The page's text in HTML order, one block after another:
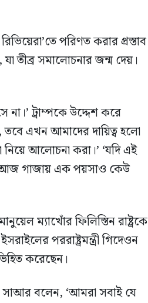
পরিণত করার প্রস্তাব
তীব্র সমালোচনার জন্ম দেয়।
ট্রাম্পকে উদ্দেশ করে
তবে এখন আমাদের দায়িত্ব হলো
আলোচনা করা।’ ‘যদি এই
আজ গাজায় এক পয়সাও কেউ
ম্যাখোঁর ফিলিস্তিন রাষ্ট্রকে
পররাষ্ট্রমন্ত্রী গিদেওন
করেছেন।
বলেন, ‘আমরা সবাই যে